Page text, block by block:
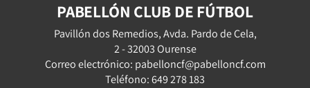
PABELLÓN CLUB DE FÚTBOL
Pavillón dos Remedios, Avda. Pardo de Cela,
2 - 32003 Ourense
Correo electrónico: pabelloncf@pabelloncf.com
Teléfono: 649 278 183